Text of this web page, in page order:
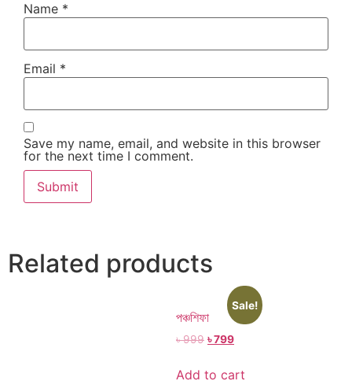
Name *
Email *
Save my name, email, and website in this browser
for the next time I comment.
Related products
Sale!
পঞ্চশিফা
৳999 ৳799
Add to cart